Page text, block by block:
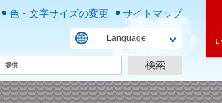
色・文字サイズの変更 サイトマップ
Language